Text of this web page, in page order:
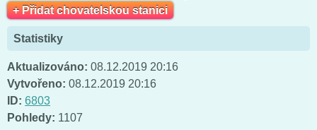
+ Přidat chovatelskou stanici
Statistiky
Aktualizováno: 08.12.2019 20:16
Vytvořeno: 08.12.2019 20:16
ID: 6803
Pohledy: 1107